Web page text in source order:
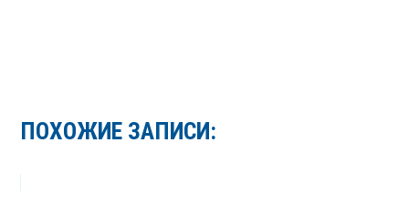
ПОХОЖИЕ ЗАПИСИ: